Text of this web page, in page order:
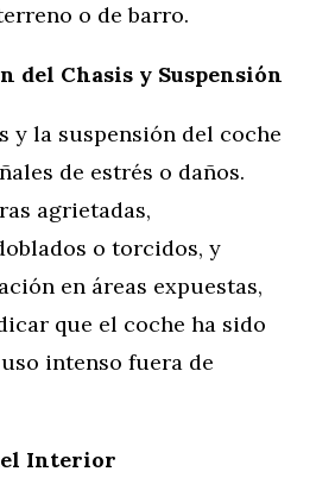
o de barro.
del Chasis y Suspensión
y la suspensión del coche
de estrés o daños.
agrietadas,
o torcidos, y
en áreas expuestas,
que el coche ha sido
intenso fuera de
Interior